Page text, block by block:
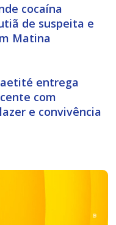
cocaína
de suspeita e
Matina
entrega
com
e convivência